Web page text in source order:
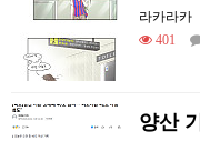
라카라카
401